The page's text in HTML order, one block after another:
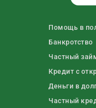
Помощь в
Банкротство
Частный
Кредит с
Деньги в
Частный